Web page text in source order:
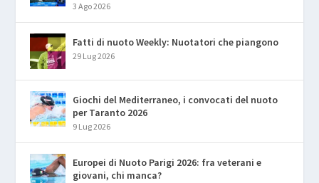
3 Ago 2026
Fatti di nuoto Weekly: Nuotatori che piangono
29 Lug 2026
Giochi del Mediterraneo, i convocati del nuoto
per Taranto 2026
9 Lug 2026
Europei di Nuoto Parigi 2026: fra veterani e
giovani, chi manca?